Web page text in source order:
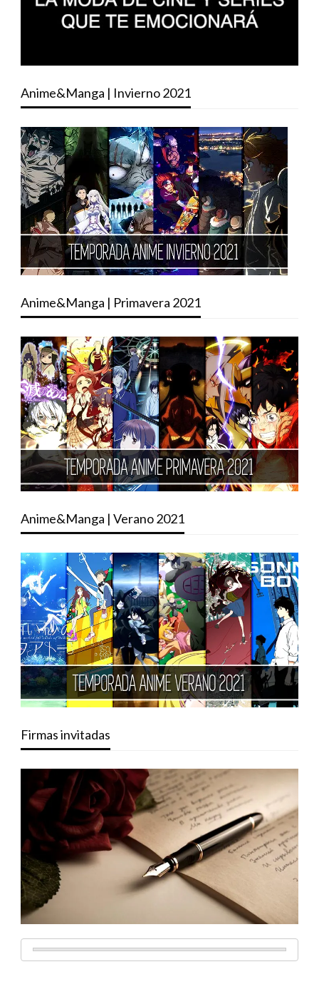
Anime&Manga | Invierno 2021
Anime&Manga | Primavera 2021
Anime&Manga | Verano 2021
Firmas invitadas